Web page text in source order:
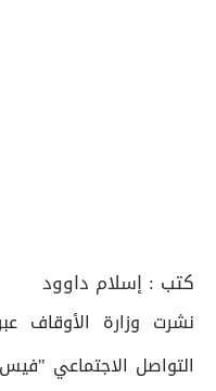
كتب : إسلام داوود
نشرت وزارة الأوقاف
التواصل الاجتماعي